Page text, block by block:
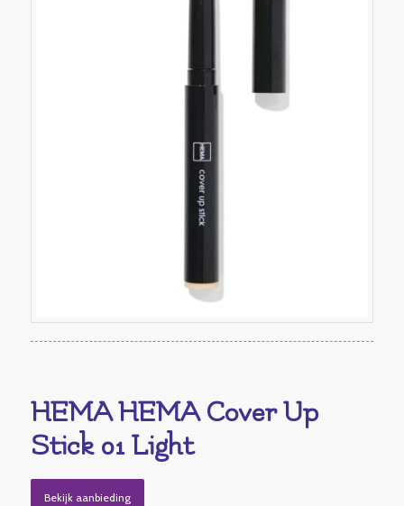
HEMA HEMA Cover Up
Stick 01 Light
Bekijk aanbieding